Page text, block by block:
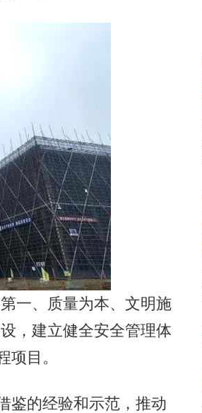
一、质量为本、文明施
，建立健全安全管理体
目。
的经验和示范，推动